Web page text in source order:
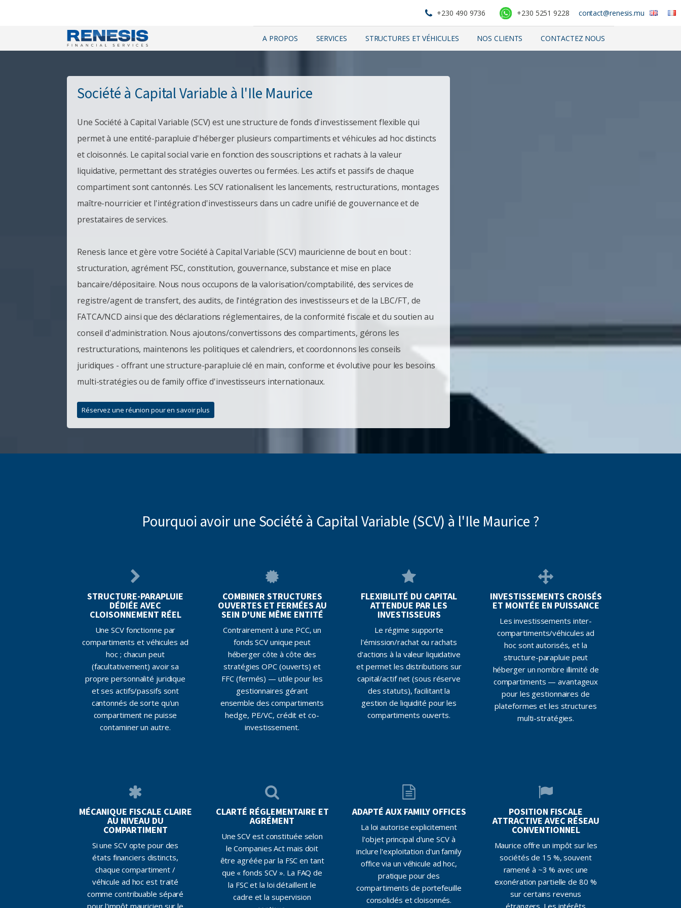
+230 490 9736 +230 5251 9228 contact@renesis.mu
A PROPOS SERVICES STRUCTURES ET VÉHICULES NOS CLIENTS CONTACTEZ NOUS
Société à Capital Variable à l'Ile Maurice
Une Société à Capital Variable (SCV) est une structure de fonds d'investissement flexible qui
permet à une entité-parapluie d'héberger plusieurs compartiments et véhicules ad hoc distincts
et cloisonnés. Le capital social varie en fonction des souscriptions et rachats à la valeur
liquidative, permettant des stratégies ouvertes ou fermées. Les actifs et passifs de chaque
compartiment sont cantonnés. Les SCV rationalisent les lancements, restructurations, montages
maître-nourricier et l'intégration d'investisseurs dans un cadre unifié de gouvernance et de
prestataires de services.
Renesis lance et gère votre Société à Capital Variable (SCV) mauricienne de bout en bout :
structuration, agrément FSC, constitution, gouvernance, substance et mise en place
bancaire/dépositaire. Nous nous occupons de la valorisation/comptabilité, des services de
registre/agent de transfert, des audits, de l'intégration des investisseurs et de la LBC/FT, de
FATCA/NCD ainsi que des déclarations réglementaires, de la conformité fiscale et du soutien au
conseil d'administration. Nous ajoutons/convertissons des compartiments, gérons les
restructurations, maintenons les politiques et calendriers, et coordonnons les conseils
juridiques - offrant une structure-parapluie clé en main, conforme et évolutive pour les besoins
multi-stratégies ou de family office d'investisseurs internationaux.
Réservez une réunion pour en savoir plus
Pourquoi avoir une Société à Capital Variable (SCV) à l'Ile Maurice ?
STRUCTURE-PARAPLUIE
DÉDIÉE AVEC
CLOISONNEMENT RÉEL
Une SCV fonctionne par
compartiments et véhicules ad
hoc ; chacun peut
(facultativement) avoir sa
propre personnalité juridique
et ses actifs/passifs sont
cantonnés de sorte qu'un
compartiment ne puisse
contaminer un autre.
COMBINER STRUCTURES
OUVERTES ET FERMÉES AU
SEIN D'UNE MÊME ENTITÉ
Contrairement à une PCC, un
fonds SCV unique peut
héberger côte à côte des
stratégies OPC (ouverts) et
FFC (fermés) — utile pour les
gestionnaires gérant
ensemble des compartiments
hedge, PE/VC, crédit et co-
investissement.
FLEXIBILITÉ DU CAPITAL
ATTENDUE PAR LES
INVESTISSEURS
Le régime supporte
l'émission/rachat ou rachats
d'actions à la valeur liquidative
et permet les distributions sur
capital/actif net (sous réserve
des statuts), facilitant la
gestion de liquidité pour les
compartiments ouverts.
INVESTISSEMENTS CROISÉS
ET MONTÉE EN PUISSANCE
Les investissements inter-
compartiments/véhicules ad
hoc sont autorisés, et la
structure-parapluie peut
héberger un nombre illimité de
compartiments — avantageux
pour les gestionnaires de
plateformes et les structures
multi-stratégies.
MÉCANIQUE FISCALE CLAIRE
AU NIVEAU DU
COMPARTIMENT
Si une SCV opte pour des
états financiers distincts,
chaque compartiment /
véhicule ad hoc est traité
comme contribuable séparé
pour l'impôt mauricien sur le
CLARTÉ RÉGLEMENTAIRE ET
AGRÉMENT
Une SCV est constituée selon
le Companies Act mais doit
être agréée par la FSC en tant
que « fonds SCV ». La FAQ de
la FSC et la loi détaillent le
cadre et la supervision
ADAPTÉ AUX FAMILY OFFICES
La loi autorise explicitement
l'objet principal d'une SCV à
inclure l'exploitation d'un family
office via un véhicule ad hoc,
pratique pour des
compartiments de portefeuille
consolidés et cloisonnés.
POSITION FISCALE
ATTRACTIVE AVEC RÉSEAU
CONVENTIONNEL
Maurice offre un impôt sur les
sociétés de 15 %, souvent
ramené à ~3 % avec une
exonération partielle de 80 %
sur certains revenus
étrangers. Les intérêts